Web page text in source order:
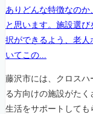
ありどんな特徴なの
と思います。施設選
択ができるよう、老
いてこの...
藤沢市には、クロス
る方向けの施設がた
生活をサポートして